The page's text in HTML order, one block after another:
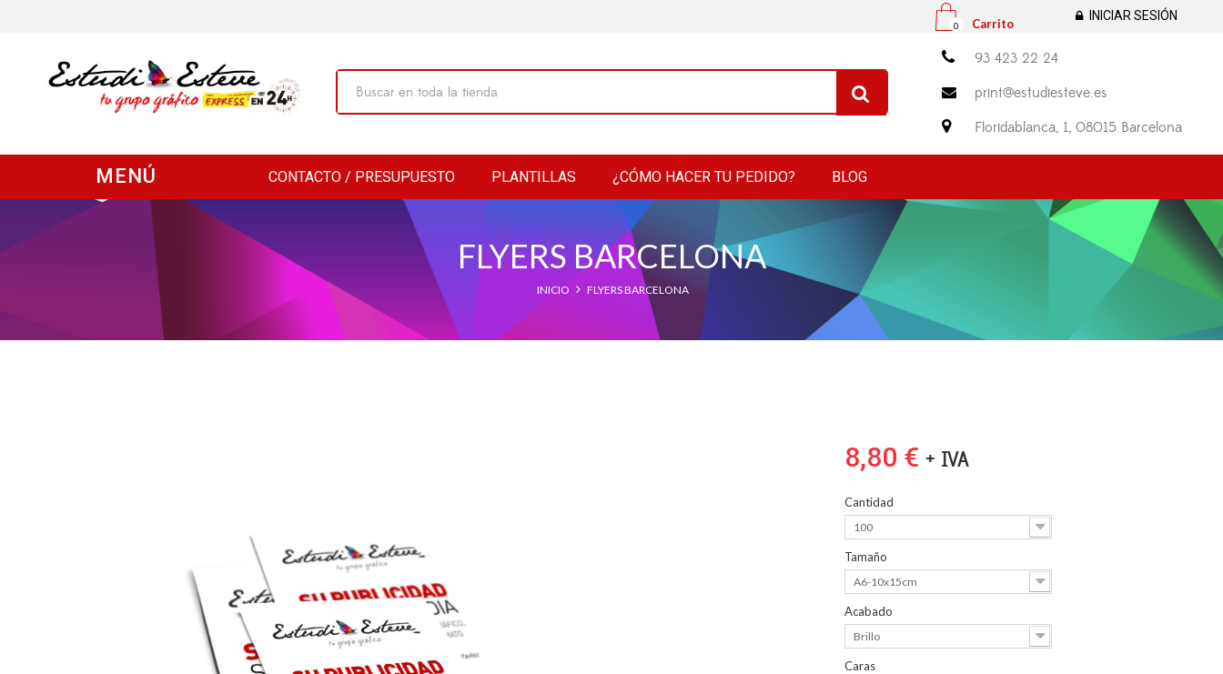
INICIAR SESIÓN
0 Carrito
 93 423 22 24
 print@estudiesteve.es
 Floridablanca, 1, 08015 Barcelona
CONTACTO / PRESUPUESTO PLANTILLAS ¿CÓMO HACER TU PEDIDO? BLOG
MENÚ
FLYERS BARCELONA
INICIO FLYERS BARCELONA
8,80 € + IVA
Cantidad
100
Tamaño
A6-10x15cm
Acabado
Brillo
Caras